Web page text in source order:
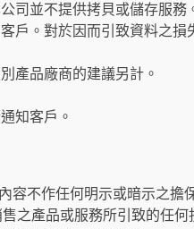
司並不提供拷貝或儲存服務
戶。對於因而引致資料之損
產品廠商的建議另計。
知客戶。
容不作任何明示或暗示之擔
之產品或服務所引致的任何